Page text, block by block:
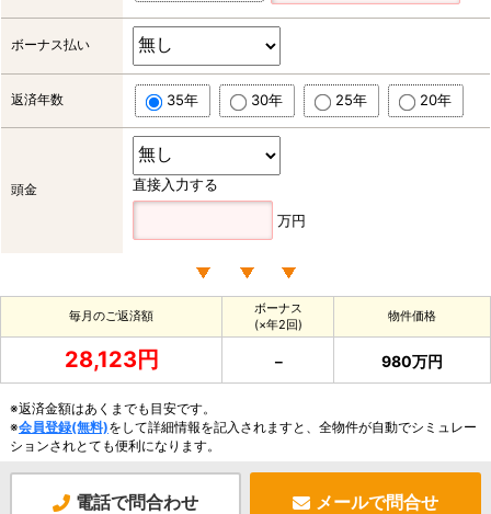
ボーナス払い
返済年数 35年 30年 25年 20年
頭金 直接入力する
万円
毎月のご返済額
ボーナス
(×年2回)
物件価格
28,123円 － 980万円
※返済金額はあくまでも目安です。
※会員登録(無料)をして詳細情報を記入されますと、全物件が自動でシミュレー
ションされとても便利になります。
電話で問合わせ メールで問合せ